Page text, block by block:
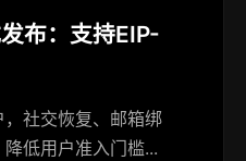
布：支持EIP-
社交恢复、邮箱绑
低用户准入门槛...